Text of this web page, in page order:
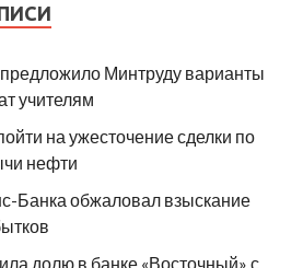
Минтруду варианты
учителям
на ужесточение сделки по
нефти
Банка обжаловал взыскание
долю в банке «Восточный» с